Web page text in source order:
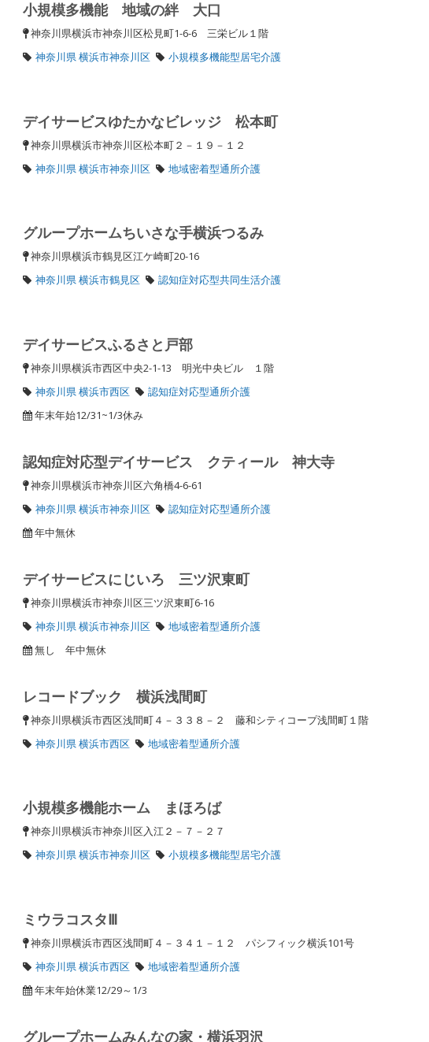
小規模多機能 地域の絆 大口
神奈川県横浜市神奈川区松見町1-6-6 三栄ビル１階
神奈川県 横浜市神奈川区
小規模多機能型居宅介護
デイサービスゆたかなビレッジ 松本町
神奈川県横浜市神奈川区松本町２－１９－１２
神奈川県 横浜市神奈川区
地域密着型通所介護
グループホームちいさな手横浜つるみ
神奈川県横浜市鶴見区江ケ崎町20-16
神奈川県 横浜市鶴見区
認知症対応型共同生活介護
デイサービスふるさと戸部
神奈川県横浜市西区中央2-1-13 明光中央ビル １階
神奈川県 横浜市西区
認知症対応型通所介護
年末年始12/31~1/3休み
認知症対応型デイサービス クティール 神大寺
神奈川県横浜市神奈川区六角橋4-6-61
神奈川県 横浜市神奈川区
認知症対応型通所介護
年中無休
デイサービスにじいろ 三ツ沢東町
神奈川県横浜市神奈川区三ツ沢東町6-16
神奈川県 横浜市神奈川区
地域密着型通所介護
無し 年中無休
レコードブック 横浜浅間町
神奈川県横浜市西区浅間町４－３３８－２ 藤和シティコープ浅間町１階
神奈川県 横浜市西区
地域密着型通所介護
小規模多機能ホーム まほろば
神奈川県横浜市神奈川区入江２－７－２７
神奈川県 横浜市神奈川区
小規模多機能型居宅介護
ミウラコスタⅢ
神奈川県横浜市西区浅間町４－３４１－１２ パシフィック横浜101号
神奈川県 横浜市西区
地域密着型通所介護
年末年始休業12/29～1/3
グループホームみんなの家・横浜羽沢